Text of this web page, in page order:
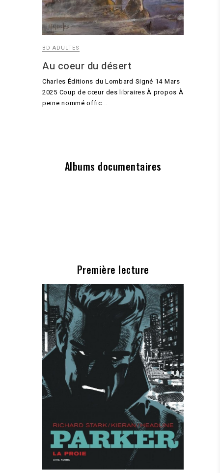
BD ADULTES
Au coeur du désert
Charles Éditions du Lombard Signé 14 Mars
2025 Coup de cœur des libraires À propos À
peine nommé offic...
Albums documentaires
Première lecture